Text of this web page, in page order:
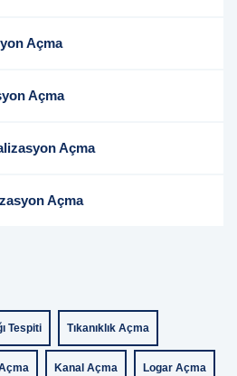
Açma
Açma
Açma
Açma
Tespiti Tıkanıklık Açma
Açma Kanal Açma Logar Açma